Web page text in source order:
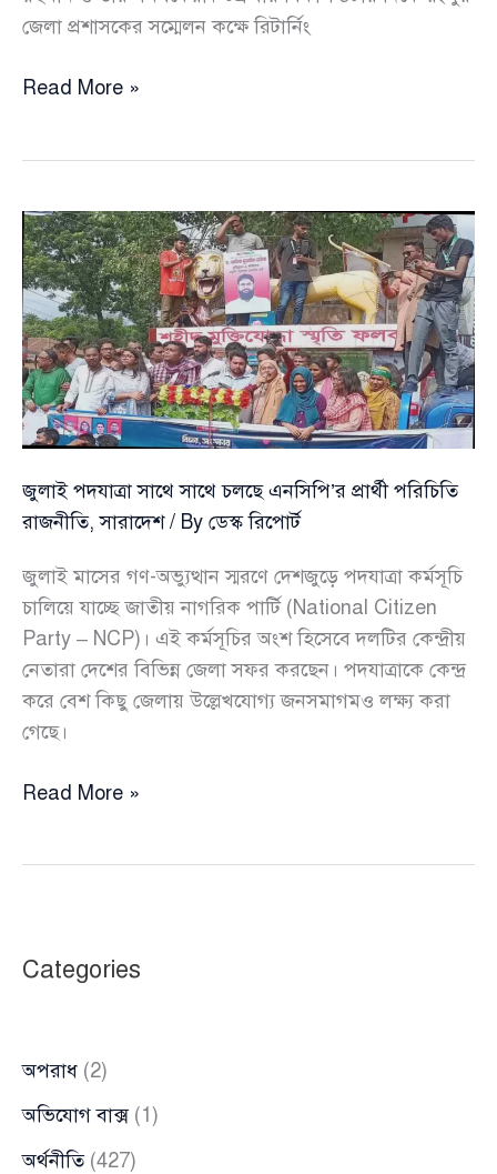
জেলা প্রশাসকের সম্মেলন কক্ষে রিটার্নিং
রংপুর-৪:
এনসিপি’র
আখতার
ও
জাপা
প্রার্থীর
প্রকাশ্য
বাগ্‌বিতণ্ডা
Read More »
জুলাই পদযাত্রা সাথে সাথে চলছে এনসিপি’র প্রার্থী পরিচিতি
রাজনীতি,সারাদেশ/ By ডেস্ক রিপোর্ট
জুলাই মাসের গণ-অভ্যুত্থান স্মরণে দেশজুড়ে পদযাত্রা কর্মসূচি
চালিয়ে যাচ্ছে জাতীয় নাগরিক পার্টি (National Citizen
Party – NCP)। এই কর্মসূচির অংশ হিসেবে দলটির কেন্দ্রীয়
নেতারা দেশের বিভিন্ন জেলা সফর করছেন। পদযাত্রাকে কেন্দ্র
করে বেশ কিছু জেলায় উল্লেখযোগ্য জনসমাগমও লক্ষ্য করা
গেছে।
জুলাই
প্রার্থী
Read More »
Categories
অপরাধ (2)
অভিযোগ বাক্স(1)
অর্থনীতি(427)